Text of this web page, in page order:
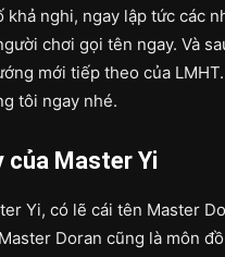
nghi, ngay lập tức các
chơi gọi tên ngay. Và
mới tiếp theo của
tôi ngay nhé.
của Master Yi
Yi, có lẽ cái tên Master
Doran cũng là môn